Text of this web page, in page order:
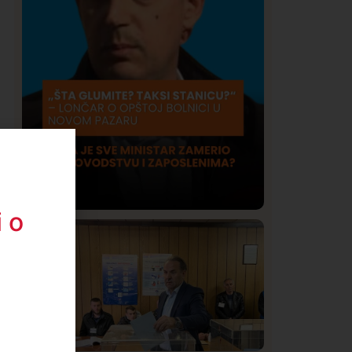
Lončar o Opštoj bolnici u Novom
Pazaru: „Šta glumite? Taksi stanicu?“
o